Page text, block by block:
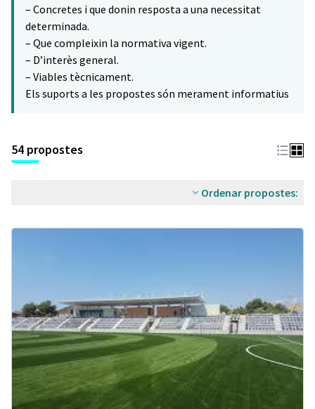
– Concretes i que donin resposta a una necessitat
determinada.
– Que compleixin la normativa vigent.
– D’interès general.
– Viables tècnicament.
Els suports a les propostes són merament informatius
54 propostes
Ordenar propostes: